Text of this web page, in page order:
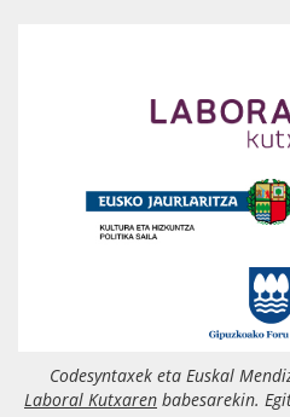
Codesyntaxek eta Euskal
Laboral Kutxaren babesarekin.